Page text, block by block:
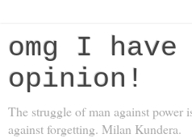
omg I have
opinion!
The struggle of man against power
against forgetting. Milan Kundera.